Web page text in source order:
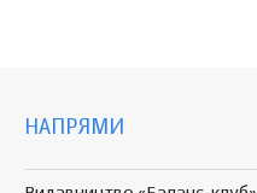
НАПРЯМИ